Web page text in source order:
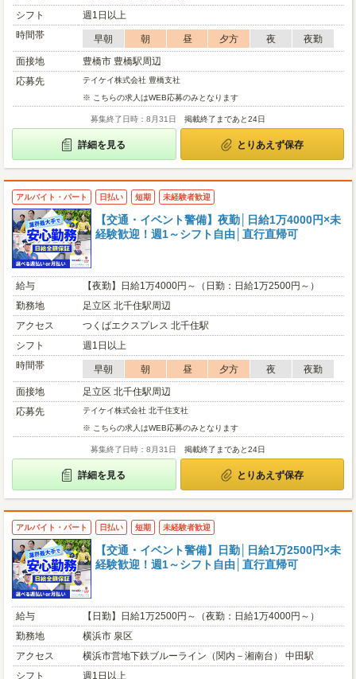
シフト
週1日以上
時間帯
早朝 朝 昼 夕方 夜
夜勤
面接地
豊橋市 豊橋駅周辺
応募先
テイケイ株式会社 豊橋支社
※ こちらの求人はWEB応募のみとなります
募集終了日時：8月31日 掲載終了まであと24日
詳細を見る とりあえず保存
アルバイト・パート 日払い 短期 未経験者歓迎
【交通・イベント警備】夜勤│日給1万4000円×未
経験歓迎！週1～シフト自由│直行直帰可
給与
【夜勤】日給1万4000円～（日勤：日給1万2500円～）
勤務地
足立区 北千住駅周辺
アクセス
つくばエクスプレス 北千住駅
シフト
週1日以上
時間帯
早朝 朝 昼 夕方 夜
夜勤
面接地
足立区 北千住駅周辺
応募先
テイケイ株式会社 北千住支社
※ こちらの求人はWEB応募のみとなります
募集終了日時：8月31日 掲載終了まであと24日
詳細を見る とりあえず保存
アルバイト・パート 日払い 短期 未経験者歓迎
【交通・イベント警備】日勤│日給1万2500円×未
経験歓迎！週1～シフト自由│直行直帰可
給与
【日勤】日給1万2500円～（夜勤：日給1万4000円～）
勤務地
横浜市 泉区
アクセス
横浜市営地下鉄ブルーライン（関内－湘南台） 中田駅
シフト
週1日以上